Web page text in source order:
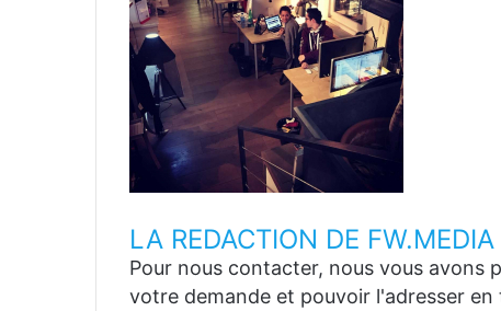
LA REDACTION DE FW.MEDIA
Pour nous contacter, nous vous avons
votre demande et pouvoir l'adresser